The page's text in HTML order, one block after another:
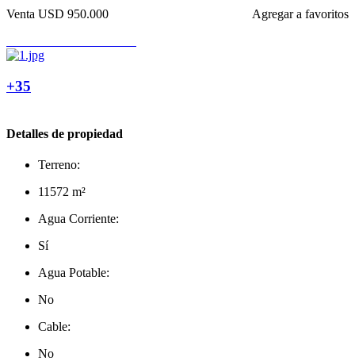
Agregar a favoritos
Venta USD 950.000
+35
Detalles de propiedad
Terreno:
11572 m²
Agua Corriente:
Sí
Agua Potable:
No
Cable:
No